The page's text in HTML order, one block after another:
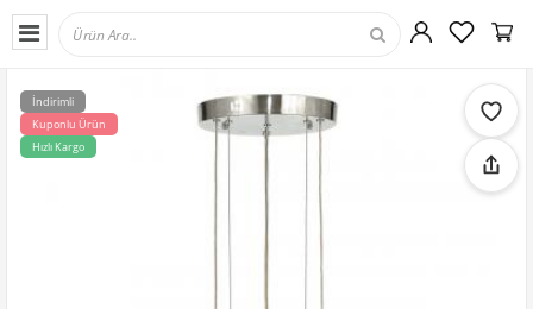
İndirimli
Kuponlu Ürün
Hızlı Kargo